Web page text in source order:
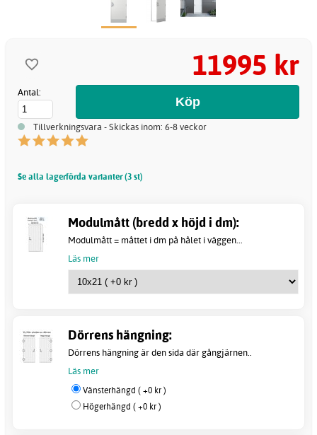
11995 kr
Antal:
Tillverkningsvara - Skickas inom: 6-8 veckor
Se alla lagerförda varianter (3 st)
Modulmått (bredd x höjd i dm):
Modulmått = måttet i dm på hålet i väggen...
Läs mer
Dörrens hängning:
Dörrens hängning är den sida där gångjärnen..
Läs mer
Vänsterhängd ( +0 kr )
Högerhängd ( +0 kr )